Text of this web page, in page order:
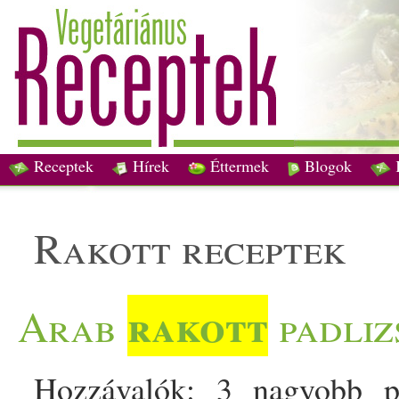
Receptek Hírek Éttermek Blogok
rakott receptek
Arab rakott
Hozzávalók: 3 nagyobb